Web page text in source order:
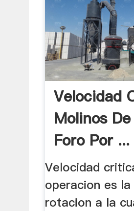
Velocidad
Molinos
Foro Por ...
Velocidad
operacion es
rotacion a la